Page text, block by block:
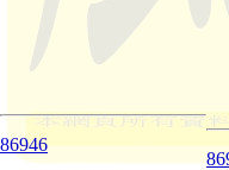
86946